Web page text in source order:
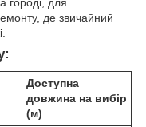
городі, для
де звичайний
Доступна
довжина на вибір
(м)